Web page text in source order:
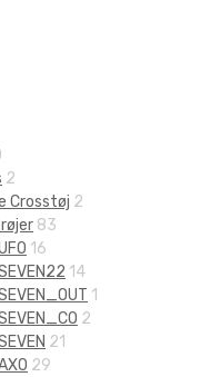
2
Crosstøj 2
83
16
14
1
2
21
29